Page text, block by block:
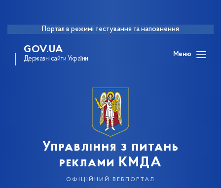
Портал в режимі тестування та наповнення
GOV.UA
Державні сайти України
Меню
Управління з питань
реклами КМДА
офіційний вебпортал